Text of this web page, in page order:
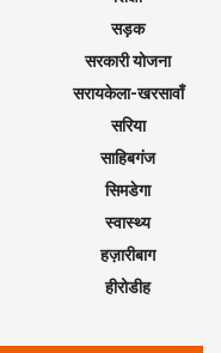
सड़क
सरकारी योजना
सरायकेला-खरसावाँ
सरिया
साहिबगंज
सिमडेगा
स्वास्थ्य
हज़ारीबाग
हीरोडीह